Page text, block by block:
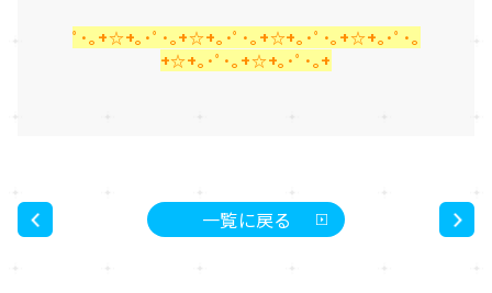
ﾟ･｡+☆+｡･ﾟ･｡+☆+｡･ﾟ･｡+☆+｡･ﾟ･｡+☆+｡･ﾟ･｡
+☆+｡･ﾟ･｡+☆+｡･ﾟ･｡+
一覧に戻る